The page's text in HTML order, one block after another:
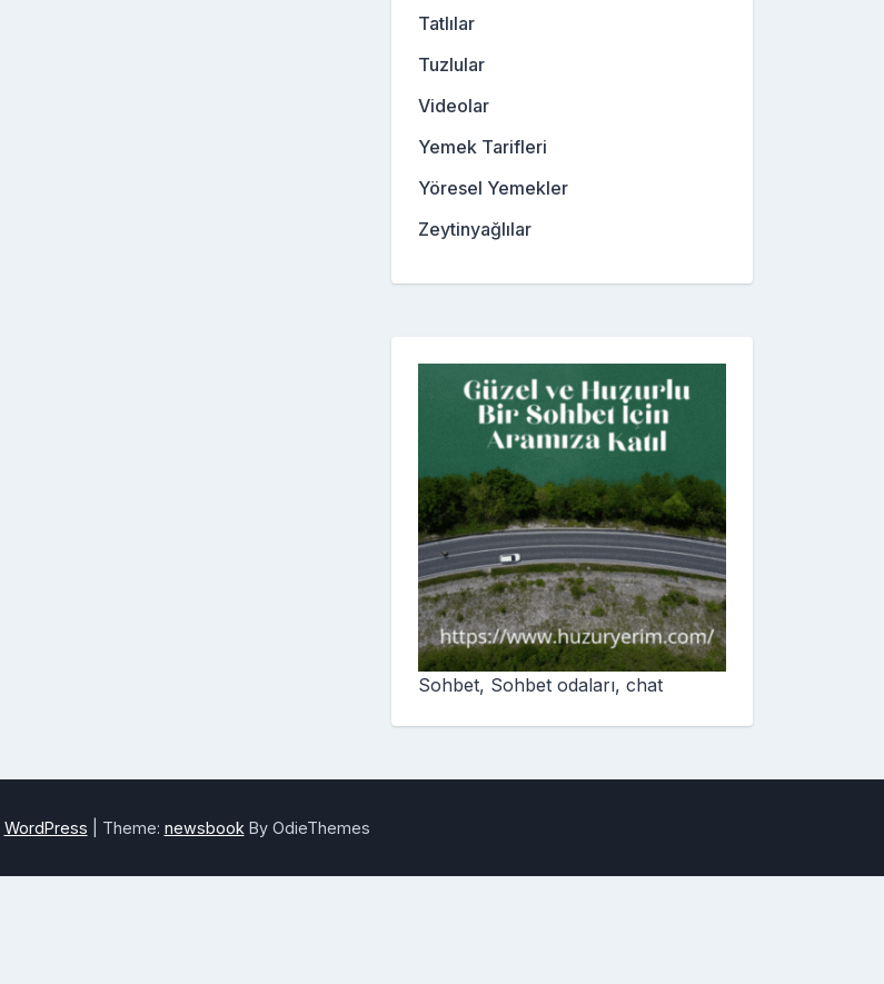
Tatlılar
Tuzlular
Videolar
Yemek Tarifleri
Yöresel Yemekler
Zeytinyağlılar
Sohbet, Sohbet odaları, chat
WordPress Theme: newsbook By OdieThemes